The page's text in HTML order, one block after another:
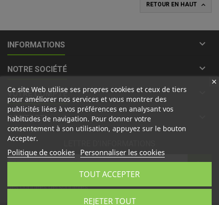
RETOUR EN HAUT 
INFORMATIONS 
NOTRE SOCIÉTÉ 
VOTRE COMPTE
CONTACT
Ce site Web utilise ses propres cookies et ceux de tiers
pour améliorer nos services et vous montrer des
publicités liées à vos préférences en analysant vos
habitudes de navigation. Pour donner votre
consentement à son utilisation, appuyez sur le bouton
Accepter.
Politique de cookies Personnaliser les cookies
REJETER TOUT
TOUT ACCEPTER
conditions générales et la
des données personnelles